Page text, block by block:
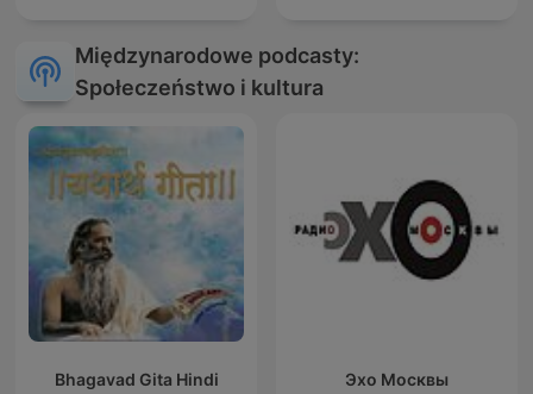
Międzynarodowe podcasty:
Społeczeństwo i kultura
Bhagavad Gita Hindi Эхо Москвы